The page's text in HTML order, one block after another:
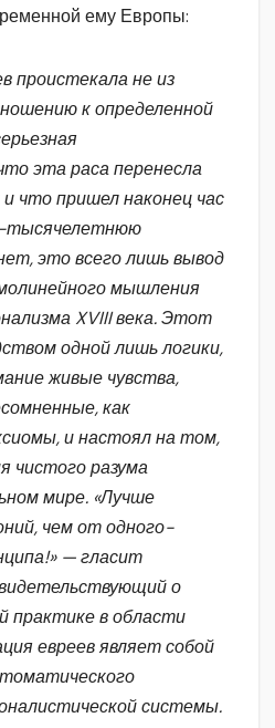
ему Европы:
проистекала не из
к определенной
эта раса перенесла
что пришел наконец час
тысячелетнюю
это всего лишь вывод
мышления
XVIII века. Этот
одной лишь логики,
живые чувства,
как
и настоял на том,
чистого разума
мире. «Лучше
чем от одного-
— гласит
о
практике в области
евреев являет собой
системы.